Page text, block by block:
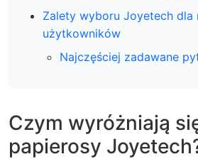
Zalety wyboru Joyetech dla
użytkowników
Najczęściej zadawane
Czym wyróżniają
papierosy